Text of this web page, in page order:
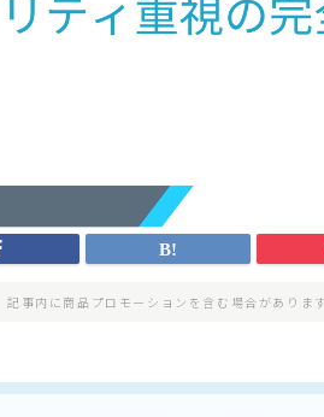
記事内に商品プロモーションを含む場合があります